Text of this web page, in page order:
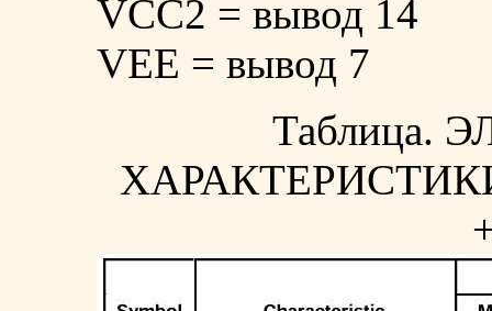
VCC2 = вывод 14
VEE = вывод 7
Таблица.
ХАРАКТЕРИСТИКИ